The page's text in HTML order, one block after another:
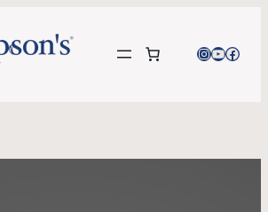
Instagram
YouTube